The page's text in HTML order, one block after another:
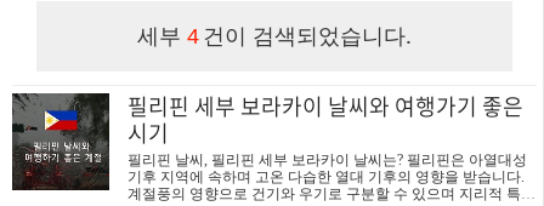
세부 4 건이 검색되었습니다.
필리핀 세부 보라카이 날씨와 여행가기 좋은
시기
필리핀 날씨, 필리핀 세부 보라카이 날씨는? 필리핀은 아열대성
기후 지역에 속하며 고온 다습한 열대 기후의 영향을 받습니다.
계절풍의 영향으로 건기와 우기로 구분할 수 있으며 지리적 특성